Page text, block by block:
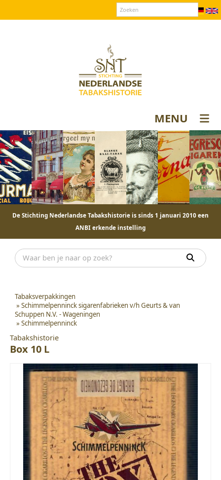
MENU
De Stichting Nederlandse Tabakshistorie is sinds 1 januari 2010 een
ANBI erkende instelling
Tabaksverpakkingen
» Schimmelpenninck sigarenfabrieken v/h Geurts & van
Schuppen N.V. - Wageningen
» Schimmelpenninck
Tabakshistorie
Box 10 L